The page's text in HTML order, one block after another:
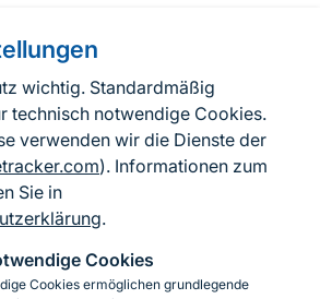
wichtig. Standardmäßig
technisch notwendige Cookies.
verwenden wir die Dienste der
). Informationen zum
Sie in
.
Cookies
Cookies ermöglichen grundlegende
zur Seite
Kontakt zum BfN
Kontaktformular
zur Barrierefreiheit
Impressum